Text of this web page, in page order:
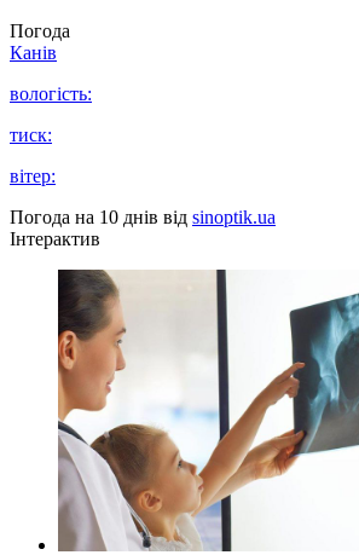
Погода
Канів
вологість:
тиск:
вітер:
Погода на 10 днів від sinoptik.ua
Інтерактив